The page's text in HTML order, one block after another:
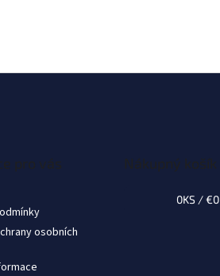
pro vás
osobních
Nákupný košík
0KS /€0